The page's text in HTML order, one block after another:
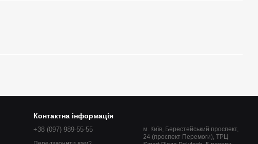
Контактна інформація
+38 (097) 989-55-55
м. Київ, Берестейський проспект,
24 (проспект Перемоги), ТРЦ